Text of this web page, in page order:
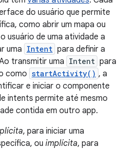
do usuário que permite
como abrir um mapa ou
usuário de uma atividade a
uma Intent para definir a
transmitir uma Intent para
como startActivity() , a
e iniciar o componente
intents permite até mesmo
contida em outro app.
, para iniciar uma
ou implícita, para